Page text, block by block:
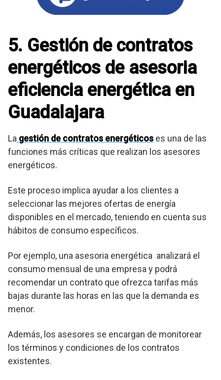
5. Gestión de contratos
energéticos de asesoria
eficiencia energética en
Guadalajara
La gestión de contratos energéticos es una de las
funciones más críticas que realizan los asesores
energéticos.
Este proceso implica ayudar a los clientes a
seleccionar las mejores ofertas de energía
disponibles en el mercado, teniendo en cuenta sus
hábitos de consumo específicos.
Por ejemplo, una asesoria energética analizará el
consumo mensual de una empresa y podrá
recomendar un contrato que ofrezca tarifas más
bajas durante las horas en las que la demanda es
menor.
Además, los asesores se encargan de monitorear
los términos y condiciones de los contratos
existentes.